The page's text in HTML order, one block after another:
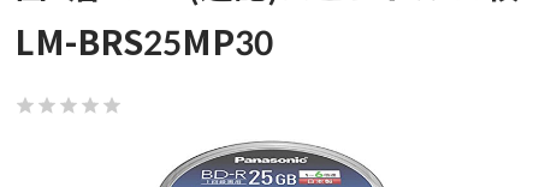
LM-BRS25MP30